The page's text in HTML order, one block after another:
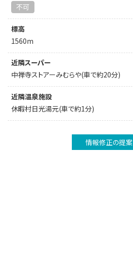
不可
標高
1560m
近隣スーパー
中禅寺ストアーみむらや(車で約20分)
近隣温泉施設
休暇村日光湯元(車で約1分)
情報修正の提案